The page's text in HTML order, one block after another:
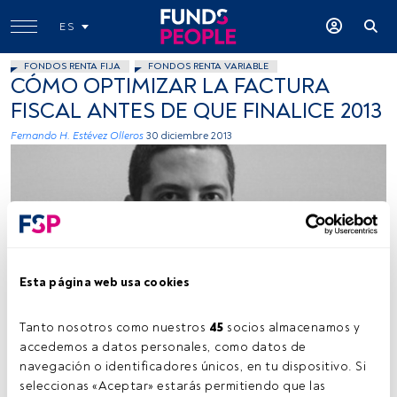
Esta página web usa cookies
Tanto nosotros como nuestros 45 socios almacenamos y
accedemos a datos personales, como datos de
navegación o identificadores únicos, en tu dispositivo. Si
seleccionas «Aceptar» estarás permitiendo que las
ES
FONDOS RENTA FIJA FONDOS RENTA VARIABLE
CÓMO OPTIMIZAR LA FACTURA
FISCAL ANTES DE QUE FINALICE 2013
Fernando H. Estévez Olleros 30 diciembre 2013
Tiempo lectura: 3 min.